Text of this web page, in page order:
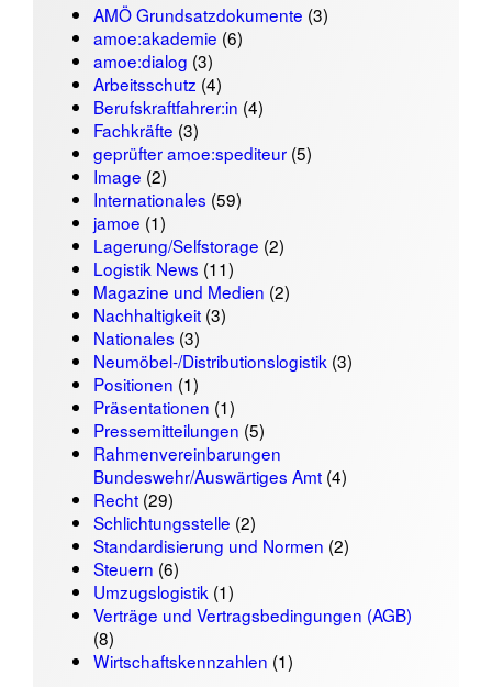
AMÖ Grundsatzdokumente (3)
amoe:akademie (6)
amoe:dialog (3)
Arbeitsschutz (4)
Berufskraftfahrer:in (4)
Fachkräfte (3)
geprüfter amoe:spediteur(5)
Image (2)
Internationales (59)
jamoe (1)
Lagerung/Selfstorage (2)
Logistik News (11)
Magazine und Medien (2)
Nachhaltigkeit(3)
Nationales (3)
Neumöbel-/Distributionslogistik (3)
Positionen (1)
Präsentationen (1)
Pressemitteilungen (5)
Rahmenvereinbarungen
Bundeswehr/Auswärtiges Amt(4)
Recht(29)
Schlichtungsstelle (2)
Standardisierung und Normen (2)
Steuern (6)
Umzugslogistik (1)
Verträge und Vertragsbedingungen (AGB)
(8)
Wirtschaftskennzahlen (1)